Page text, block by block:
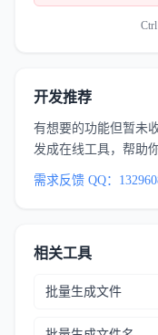
开发推荐
有想要的功能但暂未
发成在线工具，帮助
需求反馈 QQ：
相关工具
批量生成文件